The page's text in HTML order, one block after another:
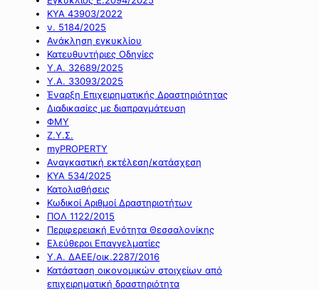
ΚΥΑ 43903/2022
ν. 5184/2025
Ανάκληση εγκυκλίου
Κατευθυντήριες Οδηγίες
Υ.Α. 32689/2025
Υ.Α. 33093/2025
Έναρξη Επιχειρηματικής Δραστηριότητας
Διαδικασίες με διαπραγμάτευση
ΦΜΥ
Ζ.Υ.Σ.
myPROPERTY
Αναγκαστική εκτέλεση/κατάσχεση
ΚΥΑ 534/2025
Κατολισθήσεις
Κωδικοί Αριθμοί Δραστηριοτήτων
ΠΟΛ 1122/2015
Περιφερειακή Ενότητα Θεσσαλονίκης
Ελεύθεροι Επαγγελματίες
Υ.Α. ΔΑΕΕ/οικ.2287/2016
Κατάσταση οικονομικών στοιχείων από
επιχειρηματική δραστηριότητα